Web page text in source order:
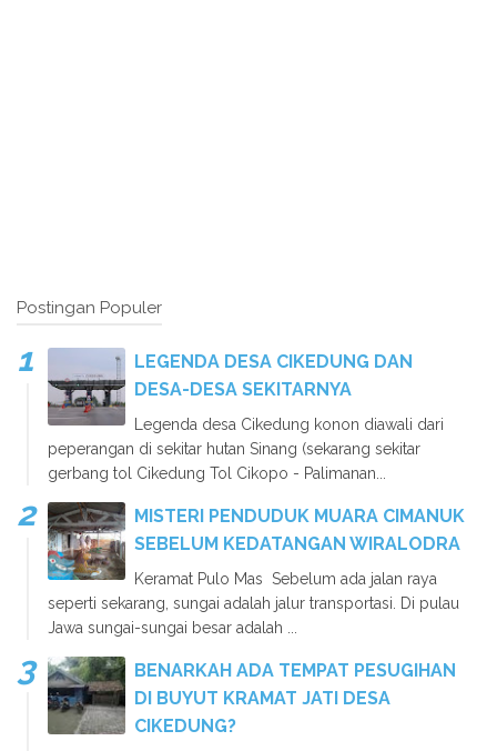
Postingan Populer
LEGENDA DESA CIKEDUNG DAN
DESA-DESA SEKITARNYA
Legenda desa Cikedung konon diawali dari
peperangan di sekitar hutan Sinang (sekarang sekitar
gerbang tol Cikedung Tol Cikopo - Palimanan...
MISTERI PENDUDUK MUARA CIMANUK
SEBELUM KEDATANGAN WIRALODRA
Keramat Pulo Mas Sebelum ada jalan raya
seperti sekarang, sungai adalah jalur transportasi. Di pulau
Jawa sungai-sungai besar adalah ...
BENARKAH ADA TEMPAT PESUGIHAN
DI BUYUT KRAMAT JATI DESA
CIKEDUNG?